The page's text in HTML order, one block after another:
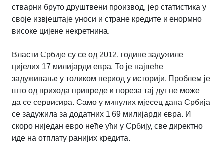
стварни бруто друштвени производ, јер статистика у
своје извјештаје уноси и стране кредите и енормно
високе цијене некретнина.
Власти Србије су се од 2012. године задужиле
цијелих 17 милијарди евра. То је највеће
задуживање у толиком период у историји. Проблем је
што од прихода привреде и пореза тај дуг не може
да се сервисира. Само у минулих мјесец дана Србија
се задужила за додатних 1,69 милијарди евра. И
скоро ниједан евро неће ући у Србију, све директно
иде на отплату ранијих кредита.